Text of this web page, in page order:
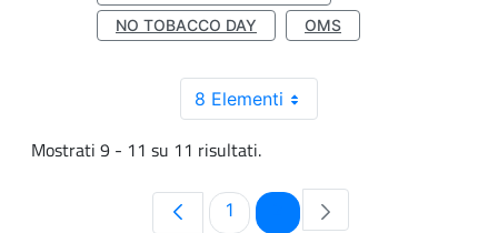
NO TOBACCO DAY
OMS
8 Elementi
Mostrati 9 - 11 su 11 risultati.
Pagina
1 Pagina